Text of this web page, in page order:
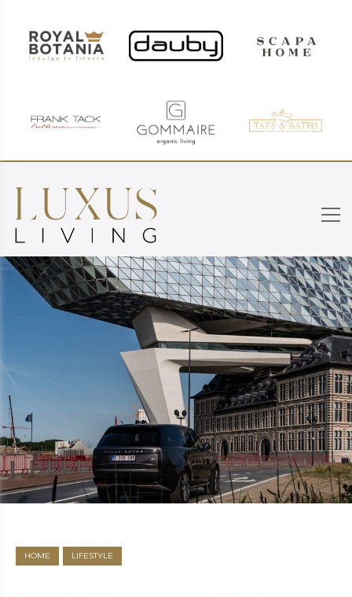
HOME LIFESTYLE